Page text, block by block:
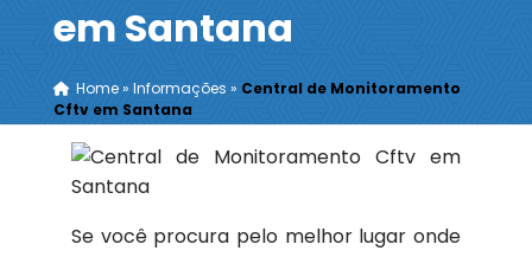
em Santana
Home» Informações » Central de Monitoramento
Cftv em Santana
Se você procura pelo melhor lugar onde